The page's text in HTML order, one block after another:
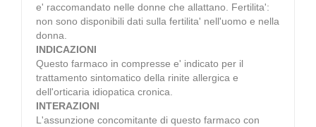
e' raccomandato nelle donne che allattano. Fertilita':
non sono disponibili dati sulla fertilita' nell'uomo e nella
donna.
INDICAZIONI
Questo farmaco in compresse e' indicato per il
trattamento sintomatico della rinite allergica e
dell'orticaria idiopatica cronica.
INTERAZIONI
L'assunzione concomitante di questo farmaco con